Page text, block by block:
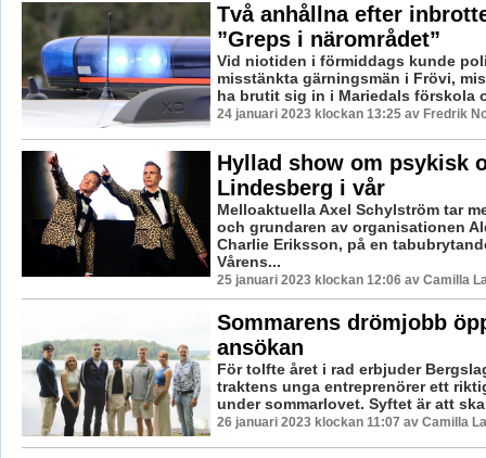
Två anhållna efter
”Greps i närområdet”
Vid niotiden i förmiddags kunde
misstänkta gärningsmän i Frövi,
ha brutit sig in i Mariedals förskola
24 januari 2023 klockan 13:25 av Fredrik
Hyllad show om psykisk
Lindesberg i vår
Melloaktuella Axel Schylström tar
och grundaren av organisationen
Charlie Eriksson, på en
Vårens...
25 januari 2023 klockan 12:06 av Camilla
Sommarens drömjobb
ansökan
För tolfte året i rad erbjuder
traktens unga entreprenörer ett
under sommarlovet. Syftet är att
26 januari 2023 klockan 11:07 av Camilla